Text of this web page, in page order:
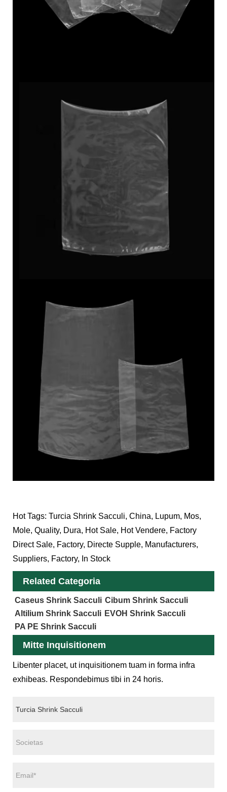
Hot Tags: Turcia Shrink Sacculi, China, Lupum, Mos,
Mole, Quality, Dura, Hot Sale, Hot Vendere, Factory
Direct Sale, Factory, Directe Supple, Manufacturers,
Suppliers, Factory, In Stock
Related Categoria
Caseus Shrink Sacculi Cibum Shrink Sacculi
Altilium Shrink Sacculi EVOH Shrink Sacculi
PA PE Shrink Sacculi
Mitte Inquisitionem
Libenter placet, ut inquisitionem tuam in forma infra
exhibeas. Respondebimus tibi in 24 horis.